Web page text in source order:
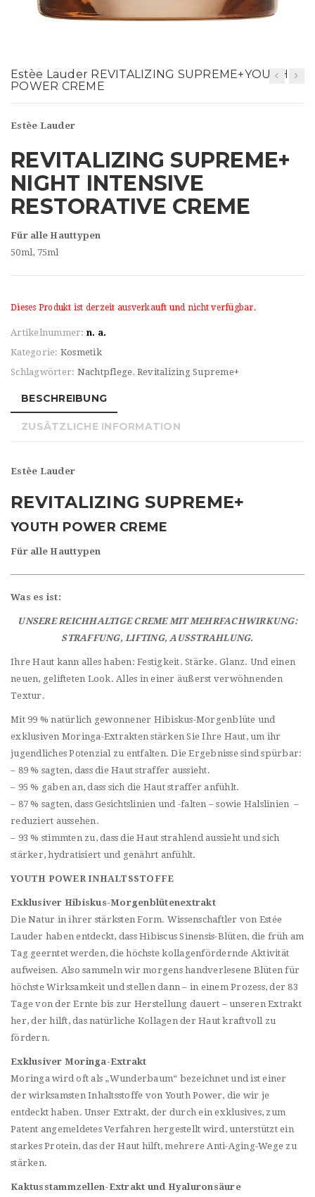
n
Estèe Lauder REVITALIZING SUPREME+YOUTH
POWER CREME
Estèe Lauder
REVITALIZING SUPREME+
NIGHT INTENSIVE
RESTORATIVE CREME
Für alle Hauttypen
50ml, 75ml
Dieses Produkt ist derzeit ausverkauft und nicht verfügbar.
Artikelnummer: n. a.
Kategorie: Kosmetik
Schlagwörter: Nachtpflege, Revitalizing Supreme+
BESCHREIBUNG
ZUSÄTZLICHE INFORMATION
Estèe Lauder
REVITALIZING SUPREME+
YOUTH POWER CREME
Für alle Hauttypen
Was es ist:
UNSERE REICHHALTIGE CREME MIT MEHRFACHWIRKUNG:
STRAFFUNG, LIFTING, AUSSTRAHLUNG.
Ihre Haut kann alles haben: Festigkeit. Stärke. Glanz. Und einen
neuen, gelifteten Look. Alles in einer äußerst verwöhnenden
Textur.
Mit 99 % natürlich gewonnener Hibiskus-Morgenblüte und
exklusiven Moringa-Extrakten stärken Sie Ihre Haut, um ihr
jugendliches Potenzial zu entfalten. Die Ergebnisse sind spürbar:
– 89 % sagten, dass die Haut straffer aussieht.
– 95 % gaben an, dass sich die Haut straffer anfühlt.
– 87 % sagten, dass Gesichtslinien und -falten – sowie Halslinien –
reduziert aussehen.
– 93 % stimmten zu, dass die Haut strahlend aussieht und sich
stärker, hydratisiert und genährt anfühlt.
YOUTH POWER INHALTSSTOFFE
Exklusiver Hibiskus-Morgenblütenextrakt
Die Natur in ihrer stärksten Form. Wissenschaftler von Estée
Lauder haben entdeckt, dass Hibiscus Sinensis-Blüten, die früh am
Tag geerntet werden, die höchste kollagenfördernde Aktivität
aufweisen. Also sammeln wir morgens handverlesene Blüten für
höchste Wirksamkeit und stellen dann – in einem Prozess, der 83
Tage von der Ernte bis zur Herstellung dauert – unseren Extrakt
her, der hilft, das natürliche Kollagen der Haut kraftvoll zu
fördern.
Exklusiver Moringa-Extrakt
Moringa wird oft als „Wunderbaum“ bezeichnet und ist einer
der wirksamsten Inhaltsstoffe von Youth Power, die wir je
entdeckt haben. Unser Extrakt, der durch ein exklusives, zum
Patent angemeldetes Verfahren hergestellt wird, unterstützt ein
starkes Protein, das der Haut hilft, mehrere Anti-Aging-Wege zu
stärken.
Kaktusstammzellen-Extrakt und Hyaluronsäure